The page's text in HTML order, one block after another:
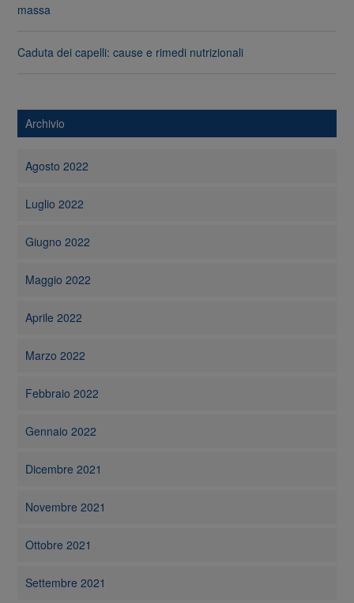
massa
Caduta dei capelli: cause e rimedi nutrizionali
Archivio
Agosto 2022
Luglio 2022
Giugno 2022
Maggio 2022
Aprile 2022
Marzo 2022
Febbraio 2022
Gennaio 2022
Dicembre 2021
Novembre 2021
Ottobre 2021
Settembre 2021